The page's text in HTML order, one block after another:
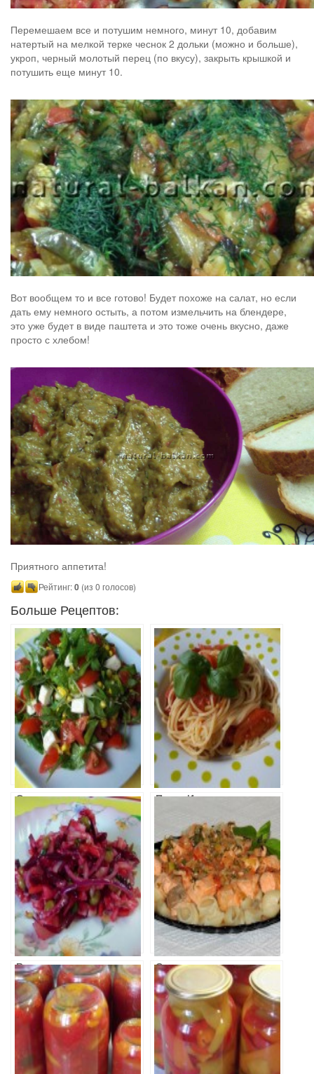
Перемешаем все и потушим немного, минут 10, добавим
натертый на мелкой терке чеснок 2 дольки (можно и больше),
укроп, черный молотый перец (по вкусу), закрыть крышкой и
потушить еще минут 10.
Вот вообщем то и все готово! Будет похоже на салат, но если
дать ему немного остыть, а потом измельчить на блендере,
это уже будет в виде паштета и это тоже очень вкусно, даже
просто с хлебом!
Приятного аппетита!
Рейтинг:0 (из 0 голосов)
Больше Рецептов:
Салат с
Рукколой и
Помидорами
Паста Итальяно
помидорами и
базиликом)
Винегрет с
зеленым луком
Семга с
томатами и
макаронами